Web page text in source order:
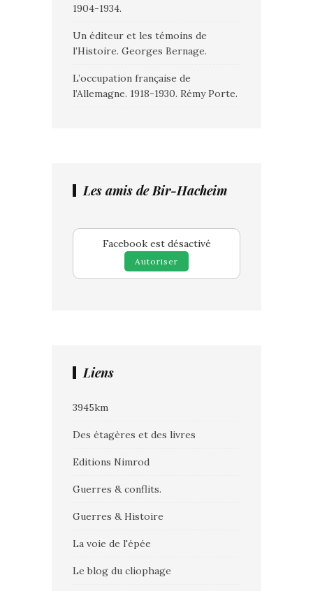
1904-1934.
Un éditeur et les témoins de
l’Histoire. Georges Bernage.
L’occupation française de
l’Allemagne. 1918-1930. Rémy Porte.
Les amis de Bir-Hacheim
Facebook est désactivé
Autoriser
Liens
3945km
Des étagères et des livres
Editions Nimrod
Guerres & conflits.
Guerres & Histoire
La voie de l'épée
Le blog du cliophage